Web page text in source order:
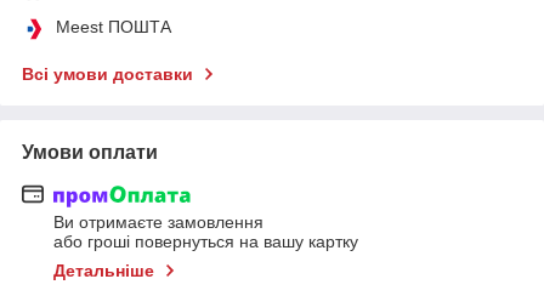
Meest ПОШТА
Всі умови доставки
Умови оплати
Ви отримаєте замовлення
або гроші повернуться на вашу картку
Детальніше